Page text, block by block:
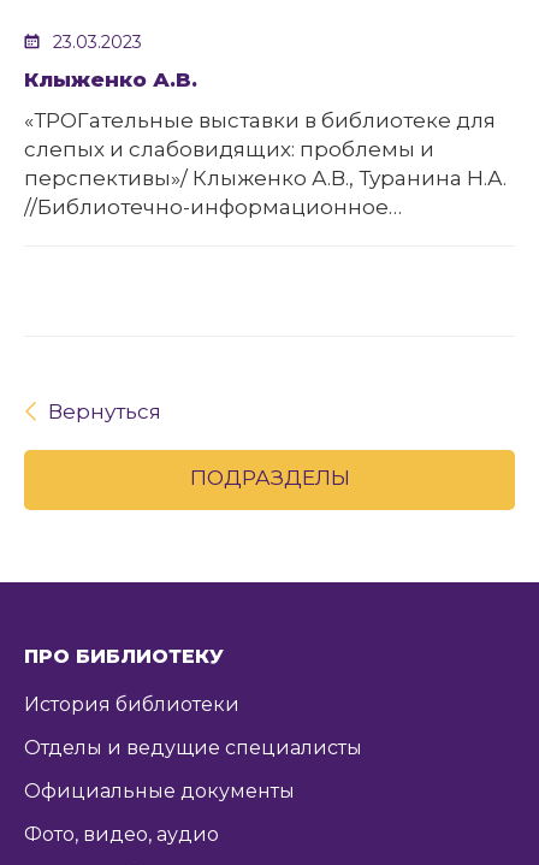
23.03.2023
Клыженко А.В.
«ТРОГательные выставки в библиотеке для
слепых и слабовидящих: проблемы и
перспективы»/ Клыженко А.В., Туранина Н.А.
//Библиотечно-информационное
Вернуться
ПОДРАЗДЕЛЫ
ПРО БИБЛИОТЕКУ
История библиотеки
Отделы и ведущие специалисты
Официальные документы
Фото, видео, аудио